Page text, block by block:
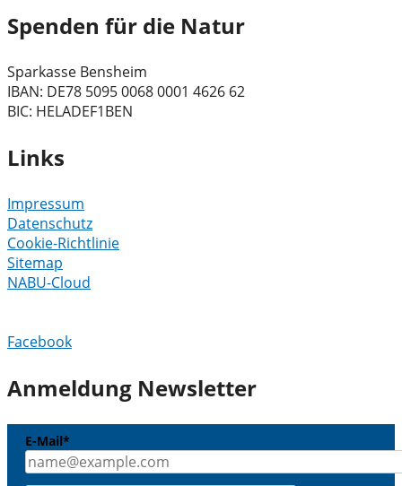
Spenden für die Natur
Sparkasse Bensheim
IBAN: DE78 5095 0068 0001 4626 62
BIC: HELADEF1BEN
Links
Impressum
Datenschutz
Cookie-Richtlinie
Sitemap
NABU-Cloud
Facebook
Anmeldung Newsletter
E-Mail*